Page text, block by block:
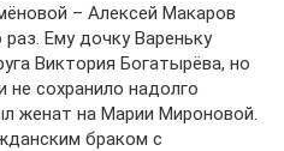
– Алексей Макаров
Ему дочку Вареньку
Виктория Богатырёва, но
не сохранило надолго
женат на Марии Мироновой.
браком с